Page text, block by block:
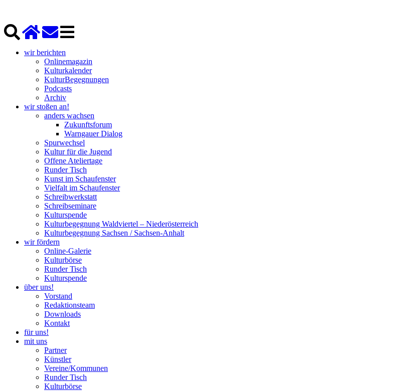
wir berichten
Onlinemagazin
Kulturkalender
KulturBegegnungen
Podcasts
Archiv
wir stoßen an!
anders wachsen
Zukunftsforum
Warngauer Dialog
Spurwechsel
Kultur für die Jugend
Offene Ateliertage
Runder Tisch
Kunst im Schaufenster
Vielfalt im Schaufenster
Schreibwerkstatt
Schreibseminare
Kulturspende
Kulturbegegnung Waldviertel – Niederösterreich
Kulturbegegnung Sachsen / Sachsen-Anhalt
wir fördern
Online-Galerie
Kulturbörse
Runder Tisch
Kulturspende
über uns!
Vorstand
Redaktionsteam
Downloads
Kontakt
für uns!
mit uns
Partner
Künstler
Vereine/Kommunen
Runder Tisch
Kulturbörse